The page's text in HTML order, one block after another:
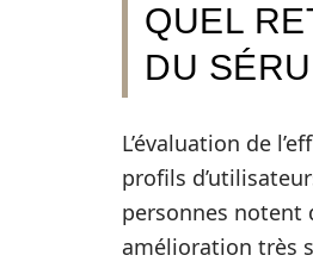
QUEL
DU
L’évaluation de
profils
personnes notent
amélioration très